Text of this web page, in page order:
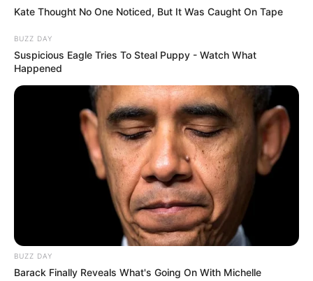
Τροχαία Κηφισιάς παρουσιάστηκε ο
γνωστός ηθοποιόςΒασίλης Μπισμπίκης, ο
οποίος αναζητείτο στο πλαίσιο του
αυτοφώρου, έπειτα από τροχαίο περιστατικό
που σημειώθηκε τα ξημερώματα του Σαββάτου
(27/09) στηΦιλοθέη.
Kate Thought No One Noticed, But It Was Caught On Tape
BUZZ DAY
Suspicious Eagle Tries To Steal Puppy - Watch What
Happened
BUZZ DAY
Barack Finally Reveals What's Going On With Michelle